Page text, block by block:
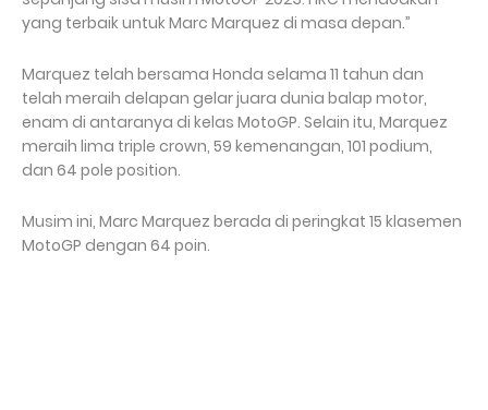
yang terbaik untuk Marc Marquez di masa depan.”
Marquez telah bersama Honda selama 11 tahun dan
telah meraih delapan gelar juara dunia balap motor,
enam di antaranya di kelas MotoGP. Selain itu, Marquez
meraih lima triple crown, 59 kemenangan, 101 podium,
dan 64 pole position.
Musim ini, Marc Marquez berada di peringkat 15 klasemen
MotoGP dengan 64 poin.